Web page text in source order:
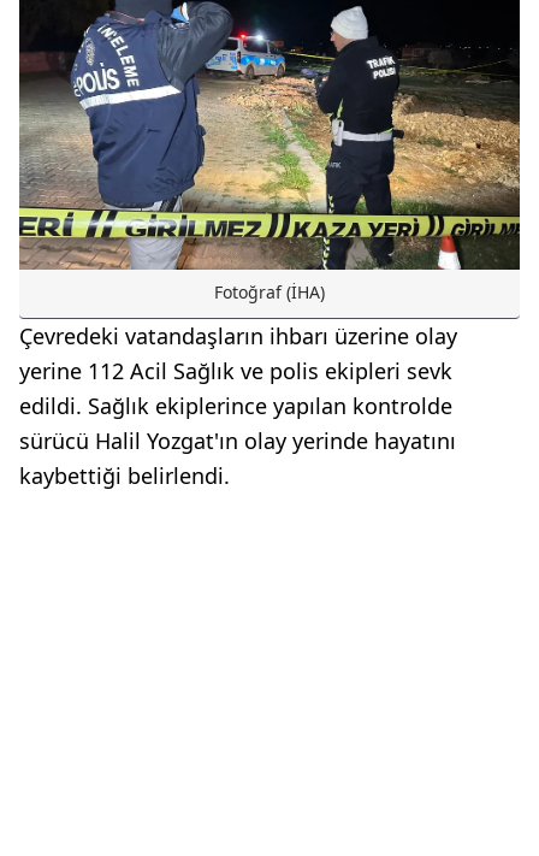
Fotoğraf (İHA)
Çevredeki vatandaşların ihbarı üzerine olay
yerine 112 Acil Sağlık ve polis ekipleri sevk
edildi. Sağlık ekiplerince yapılan kontrolde
sürücü Halil Yozgat'ın olay yerinde hayatını
kaybettiği belirlendi.